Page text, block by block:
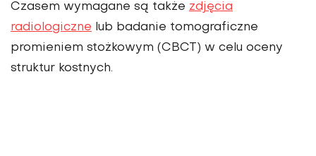
Czasem wymagane są także zdjęcia
radiologiczne lub badanie tomograficzne
promieniem stożkowym (CBCT) w celu oceny
struktur kostnych.